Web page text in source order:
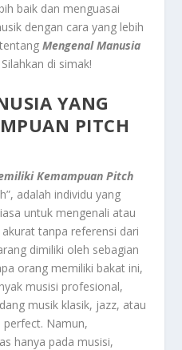
baik dan menguasai
dengan cara yang lebih
Mengenal Manusia
di simak!
YANG
PITCH
Kemampuan Pitch
adalah individu yang
untuk mengenali atau
tanpa referensi dari
dimiliki oleh sebagian
orang memiliki bakat ini,
musisi profesional,
musik klasik, jazz, atau
perfect. Namun,
hanya pada musisi,